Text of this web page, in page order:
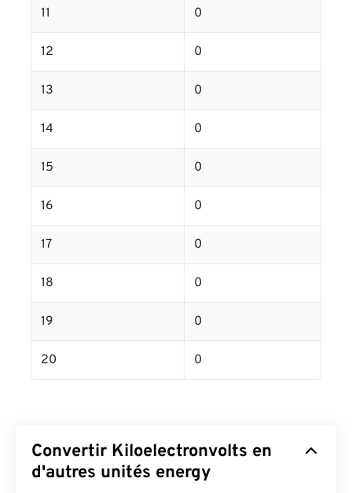
11 0
12 0
13 0
14 0
15 0
16 0
17 0
18 0
19 0
20 0
Convertir Kiloelectronvolts en
d'autres unités energy